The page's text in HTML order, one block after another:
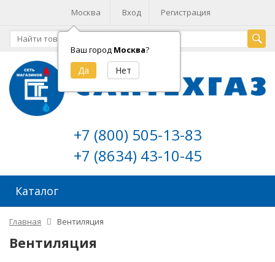
Москва
Ваш город Москва?
Вход Регистрация
+7 (800) 505-13-83
+7 (8634) 43-10-45
Каталог
Главная Вентиляция
Вентиляция